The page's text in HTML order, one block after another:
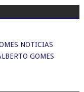
NOTICIAS
GOMES